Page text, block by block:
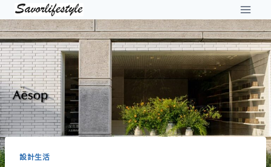
Skip
to
content
設計生活